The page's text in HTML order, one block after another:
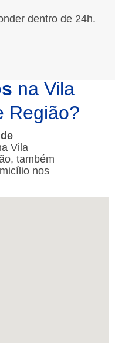
dentro de 24h.
na Vila
Região?
Vila
também
nos